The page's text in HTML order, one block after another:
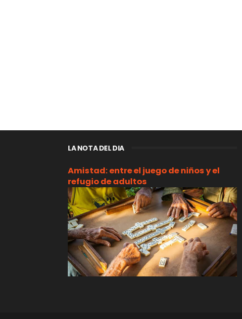
LA NOTA DEL DIA
Amistad: entre el juego de niños y el
refugio de adultos